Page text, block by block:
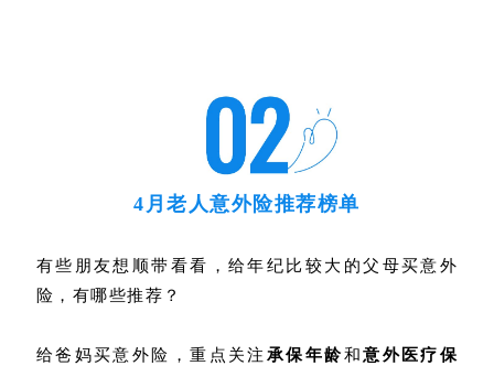
4月老人意外险推荐榜单
有些朋友想顺带看看，给年纪比较大的父母买意外
险，有哪些推荐？
给爸妈买意外险，重点关注 承保年龄和意外医疗保